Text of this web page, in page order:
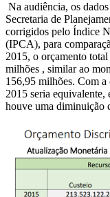
Na audiência, os
Secretaria de
corrigidos pelo Índice
(IPCA), para
2015, o orçamento
milhões , similar ao
156,95 milhões. Com a
2015 seria equivalente,
houve uma diminuição